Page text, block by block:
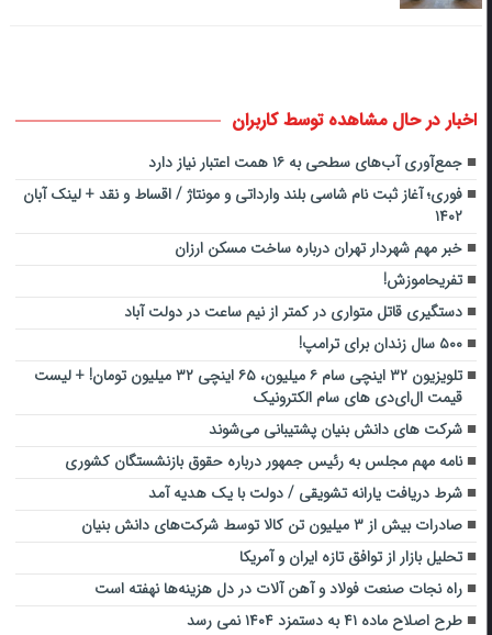
اخبار در حال مشاهده توسط کاربران
‌جمع‌آوری آب‌های سطحی ‌به ۱۶ همت اعتبار نیاز دارد‌
فوری؛ آغاز ثبت نام شاسی بلند وارداتی و مونتاژ / اقساط و نقد + لینک آبان
۱۴۰۲
خبر مهم شهردار تهران درباره ساخت مسکن ارزان
تفریحاموزش!
دستگیری قاتل متواری در کمتر از نیم ساعت در دولت آباد
۵۰۰ سال زندان برای ترامپ!
تلویزیون ۳۲ اینچی سام ۶ میلیون، ۶۵ اینچی ۳۲ میلیون تومان! + لیست
قیمت ال‌ای‌دی های سام الکترونیک
شرکت های دانش بنیان پشتیبانی می‌شوند
نامه مهم مجلس به رئیس جمهور درباره حقوق بازنشستگان کشوری
شرط دریافت یارانه تشویقی / دولت با یک هدیه آمد
صادرات بیش از ۳ میلیون تن کالا توسط شرکت‌های دانش بنیان
تحلیل بازار از توافق تازه ایران و آمریکا
راه نجات صنعت فولاد و آهن آلات در دل هزینه‌ها نهفته است
طرح اصلاح ماده ۴۱ به دستمزد ۱۴۰۴ نمی رسد